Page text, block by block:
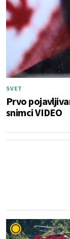
SVET
Prvo
snimci VIDEO